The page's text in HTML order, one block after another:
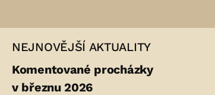
NEJNOVĚJŠÍ AKTUALITY
Komentované procházky
v březnu 2026